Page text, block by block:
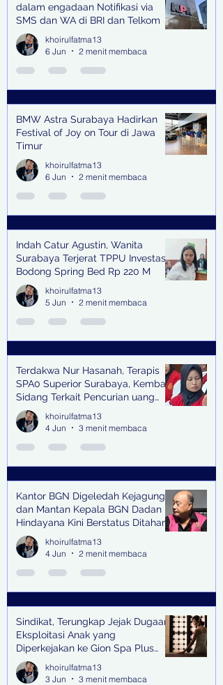
dalam engadaan Notifikasi via
SMS dan WA di BRI dan Telkom
khoirulfatma13
6 Jun
2 menit membaca
BMW Astra Surabaya Hadirkan
Festival of Joy on Tour di Jawa
Timur
khoirulfatma13
6 Jun
2 menit membaca
Indah Catur Agustin, Wanita
Surabaya Terjerat TPPU Investasi
Bodong Spring Bed Rp 220 M
khoirulfatma13
5 Jun
2 menit membaca
Terdakwa Nur Hasanah, Terapis
SPA0 Superior Surabaya, Kembali
Sidang Terkait Pencurian uang
senilai Rp1,285 M di PN Surabaya
khoirulfatma13
4 Jun
3 menit membaca
Kantor BGN Digeledah Kejagung
dan Mantan Kepala BGN Dadan
Hindayana Kini Berstatus Ditahan
khoirulfatma13
4 Jun
2 menit membaca
Sindikat, Terungkap Jejak Dugaan
Eksploitasi Anak yang
Diperkejakan ke Gion Spa Plus
and Pub Surabaya,
khoirulfatma13
3 Jun
3 menit membaca